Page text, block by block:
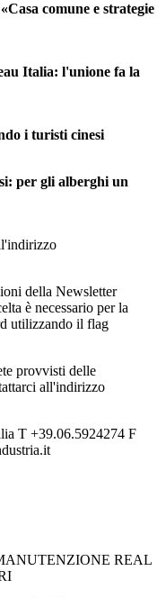
comune e strategie
Italia: l'unione fa la
i turisti cinesi
per gli alberghi un
della Newsletter
è necessario per la
utilizzando il flag
provvisti delle
all'indirizzo
T +39.06.5924274 F
REAL